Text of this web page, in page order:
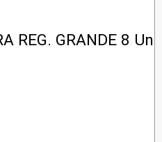
REG. GRANDE 8 Un